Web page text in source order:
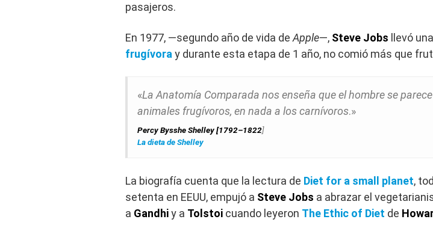
pasajeros.
En 1977, —segundo año de vida deApple—, Steve Jobs llevó
frugívoray durante esta etapa de 1 año, no comió más que
«La Anatomía Comparada nos enseña que el hombre se
animales frugívoros, en nada a los carnívoros.»
Percy Bysshe Shelley [1792–1822]
La dieta de Shelley
La biografía cuenta que la lectura de Diet for a small planet,
setenta en EEUU, empujó a Steve Jobs a abrazar el
a Gandhiy a Tolstoi cuando leyeron The Ethic of Diet de